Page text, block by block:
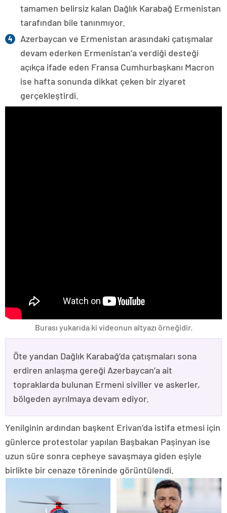
tamamen belirsiz kalan Dağlık Karabağ Ermenistan
tarafından bile tanınmıyor.
Azerbaycan ve Ermenistan arasındaki çatışmalar
devam ederken Ermenistan’a verdiği desteği
açıkça ifade eden Fransa Cumhurbaşkanı Macron
ise hafta sonunda dikkat çeken bir ziyaret
gerçekleştirdi.
Burası yukarıda ki videonun altyazı örneğidir.
Öte yandan Dağlık Karabağ’da çatışmaları sona
erdiren anlaşma gereği Azerbaycan’a ait
topraklarda bulunan Ermeni siviller ve askerler,
bölgeden ayrılmaya devam ediyor.
Yenilginin ardından başkent Erivan’da istifa etmesi için
günlerce protestolar yapılan Başbakan Paşinyan ise
uzun süre sonra cepheye savaşmaya giden eşiyle
birlikte bir cenaze töreninde görüntülendi.